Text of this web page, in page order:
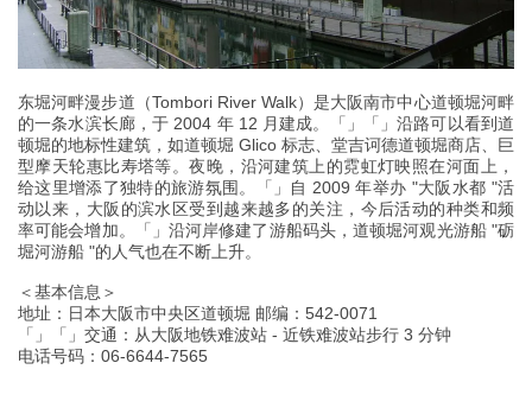
东堀河畔漫步道（Tombori River Walk）是大阪南市中心道顿堀河畔
的一条水滨长廊，于 2004 年 12 月建成。「」「」沿路可以看到道
顿堀的地标性建筑，如道顿堀 Glico 标志、堂吉诃德道顿堀商店、巨
型摩天轮惠比寿塔等。夜晚，沿河建筑上的霓虹灯映照在河面上，
给这里增添了独特的旅游氛围。「」自 2009 年举办 "大阪水都 "活
动以来，大阪的滨水区受到越来越多的关注，今后活动的种类和频
率可能会增加。「」沿河岸修建了游船码头，道顿堀河观光游船 "砺
堀河游船 "的人气也在不断上升。
＜基本信息＞
地址：日本大阪市中央区道顿堀 邮编：542-0071
「」「」交通：从大阪地铁难波站 - 近铁难波站步行 3 分钟
电话号码：06-6644-7565